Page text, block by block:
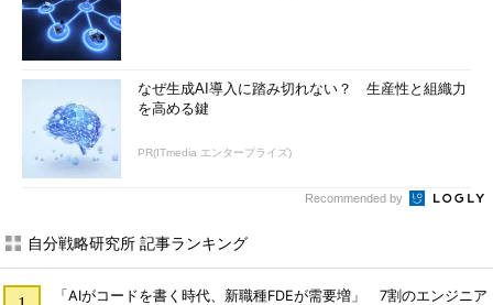
なぜ生成AI導入に踏み切れない？ 生産性と組織力
を高める鍵
PR(ITmedia エンタープライズ)
Recommended by
自分戦略研究所 記事ランキング
「AIがコードを書く時代、新職種FDEが需要増」 7割のエンジニア